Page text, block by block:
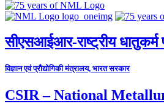
सीएसआईआर-राष्ट्रीय धातुकर्म
विज्ञान एवं प्रौद्योगिकी मंत्रालय, भारत सरकार
CSIR – National